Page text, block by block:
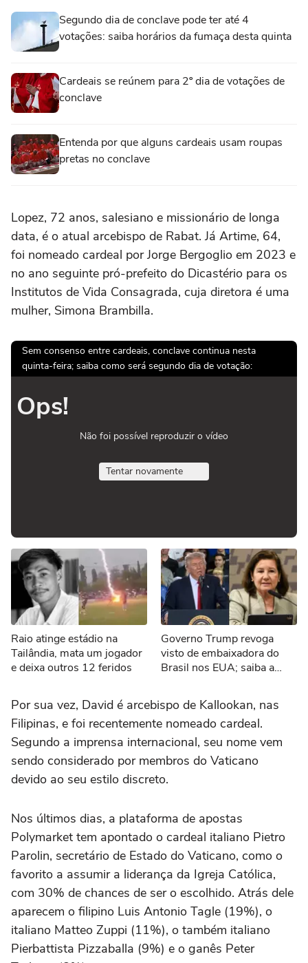
Segundo dia de conclave pode ter até 4
votações: saiba horários da fumaça desta quinta
Cardeais se reúnem para 2º dia de votações de
conclave
Entenda por que alguns cardeais usam roupas
pretas no conclave
Lopez, 72 anos, salesiano e missionário de longa
data, é o atual arcebispo de Rabat. Já Artime, 64,
foi nomeado cardeal por Jorge Bergoglio em 2023 e
no ano seguinte pró-prefeito do Dicastério para os
Institutos de Vida Consagrada, cuja diretora é uma
mulher, Simona Brambilla.
Sem consenso entre cardeais, conclave continua nesta
quinta-feira; saiba como será segundo dia de votação:
Ops!
Não foi possível reproduzir o vídeo
Tentar novamente
Raio atinge estádio na
Tailândia, mata um jogador
e deixa outros 12 feridos
Governo Trump revoga
visto de embaixadora do
Brasil nos EUA; saiba a
Por sua vez, David é arcebispo de Kallookan, nas
Filipinas, e foi recentemente nomeado cardeal.
Segundo a imprensa internacional, seu nome vem
sendo considerado por membros do Vaticano
devido ao seu estilo discreto.
Nos últimos dias, a plataforma de apostas
Polymarket tem apontado o cardeal italiano Pietro
Parolin, secretário de Estado do Vaticano, como o
favorito a assumir a liderança da Igreja Católica,
com 30% de chances de ser o escolhido. Atrás dele
aparecem o filipino Luis Antonio Tagle (19%), o
italiano Matteo Zuppi (11%), o também italiano
Pierbattista Pizzaballa (9%) e o ganês Peter